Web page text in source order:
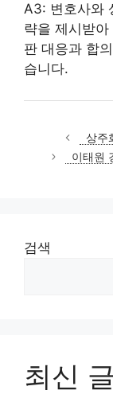
A3: 변호사와
략을 제시받
판 대응과 합
습니다.
상주
이태원
검색
최신 글